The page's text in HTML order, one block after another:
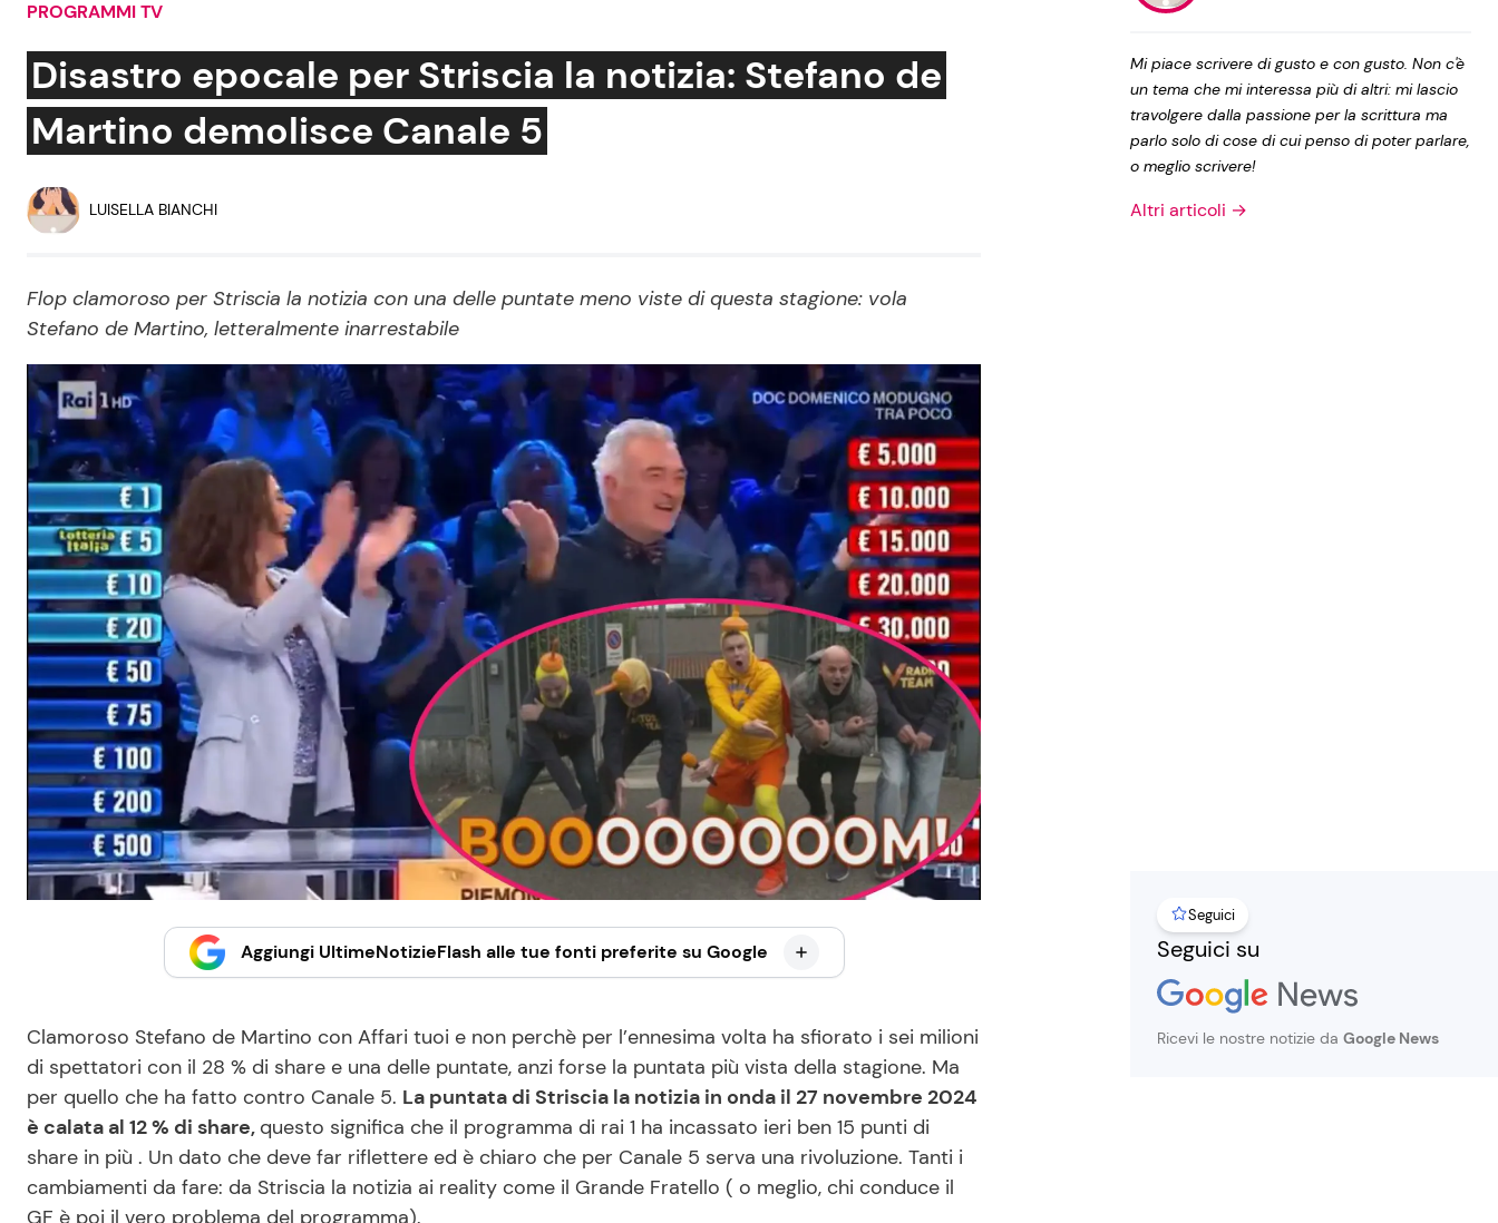
Social News
News dal mondo
Benessere
Mondo Mamma
News benessere
Salute
Viaggi e Turismo
Festività
Le Ricette in TV
Ricette Facili e Veloci
Ricette Feste
Ricette per Bambini
Privacy Policy
PROGRAMMI TV
Disastro epocale per Striscia la notizia: Stefano de
Martino demolisce Canale 5
LUISELLA BIANCHI
Flop clamoroso per Striscia la notizia con una delle puntate meno viste di questa stagione: vola
Stefano de Martino, letteralmente inarrestabile
Aggiungi UltimeNotizieFlash alle tue fonti preferite su Google
Clamoroso Stefano de Martino con Affari tuoi e non perchè per l’ennesima volta ha sfiorato i sei milioni
di spettatori con il 28 % di share e una delle puntate, anzi forse la puntata più vista della stagione. Ma
per quello che ha fatto contro Canale 5. La puntata di Striscia la notizia in onda il 27 novembre 2024
è calata al 12 % di share, questo significa che il programma di rai 1 ha incassato ieri ben 15 punti di
share in più . Un dato che deve far riflettere ed è chiaro che per Canale 5 serva una rivoluzione. Tanti i
cambiamenti da fare: da Striscia la notizia ai reality come il Grande Fratello ( o meglio, chi conduce il
GF è poi il vero problema del programma).
Mi piace scrivere di gusto e con gusto. Non c'è
un tema che mi interessa più di altri: mi lascio
travolgere dalla passione per la scrittura ma
parlo solo di cose di cui penso di poter parlare,
o meglio scrivere!
Altri articoli →
Seguici
Seguici su
Ricevi le nostre notizie da Google News